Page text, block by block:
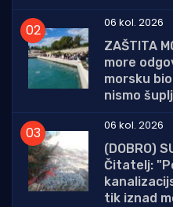
06 kol. 2026
ZAŠTITA
more
morsku
nismo
06 kol. 2026
(DOBRO)
Čitatelj:
tik iznad